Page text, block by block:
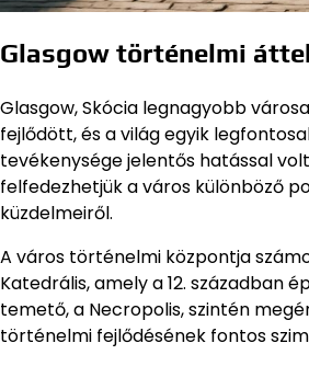
Glasgow történelmi
Glasgow, Skócia legnagyobb
fejlődött, és a világ egyik
tevékenysége jelentős hatással
felfedezhetjük a város különböző
küzdelmeiről.
A város történelmi központja
Katedrális, amely a 12. században
temető, a Necropolis, szintén
történelmi fejlődésének fontos